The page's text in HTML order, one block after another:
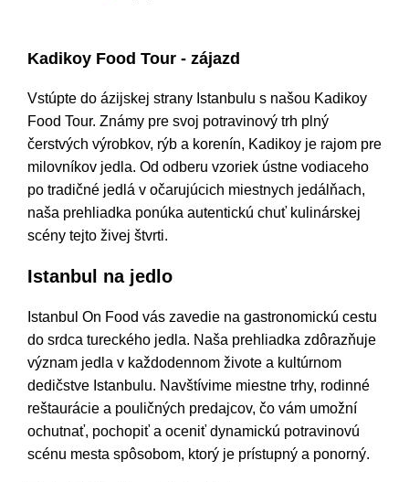
Kadikoy Food Tour - zájazd
Vstúpte do ázijskej strany Istanbulu s našou Kadikoy
Food Tour. Známy pre svoj potravinový trh plný
čerstvých výrobkov, rýb a korenín, Kadikoy je rajom pre
milovníkov jedla. Od odberu vzoriek ústne vodiaceho
po tradičné jedlá v očarujúcich miestnych jedálňach,
naša prehliadka ponúka autentickú chuť kulinárskej
scény tejto živej štvrti.
Istanbul na jedlo
Istanbul On Food vás zavedie na gastronomickú cestu
do srdca tureckého jedla. Naša prehliadka zdôrazňuje
význam jedla v každodennom živote a kultúrnom
dedičstve Istanbulu. Navštívime miestne trhy, rodinné
reštaurácie a pouličných predajcov, čo vám umožní
ochutnať, pochopiť a oceniť dynamickú potravinovú
scénu mesta spôsobom, ktorý je prístupný a ponorný.